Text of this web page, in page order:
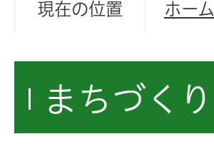
現在の位置 ホーム
まちづくり